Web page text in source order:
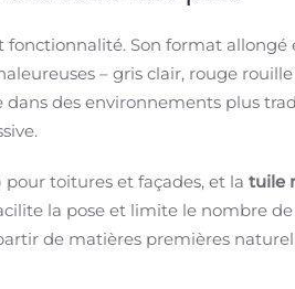
Son format
– gris clair, rouge
des environnements plus
pour toitures et façades, et la tuile
la pose et limite le nombre
de matières premières